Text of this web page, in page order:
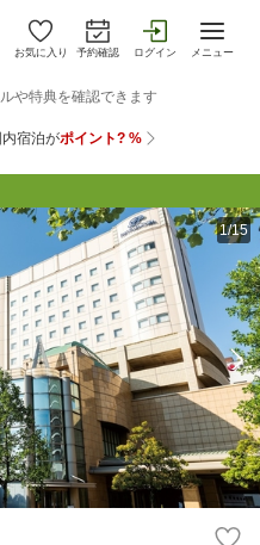
お気に入り 予約確認 ログイン メニュー
1/15